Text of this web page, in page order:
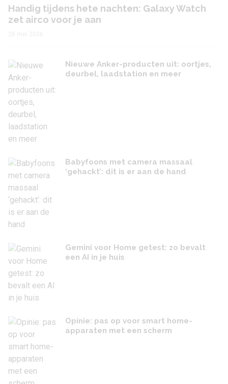
Handig tijdens hete nachten: Galaxy Watch
zet airco voor je aan
Nieuwe Anker-producten uit: oortjes,
deurbel, laadstation en meer
Babyfoons met camera massaal
‘gehackt’: dit is er aan de hand
Gemini voor Home getest: zo bevalt
een AI in je huis
Opinie: pas op voor smart home-
apparaten met een scherm